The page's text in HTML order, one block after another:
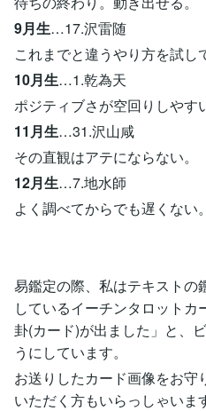
9月生…17.沢雷随
これまでと違うやり方を試し
10月生…1.乾為天
ポジティブさが空回りしやす
11月生…31.沢山咸
その直観はアテにならない。
12月生…7.地水師
よく調べてからでも遅くない。
易鑑定の際、私はテキストの
しているイーチンタロット
卦(カード)が出ました」と、
うにしています。
お送りしたカード画像をお守
いただく方もいらっしゃいま